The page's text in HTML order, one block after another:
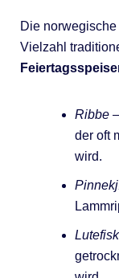
Die
Vielzahl
Ribbe–
der oft
wird.
Lutefisk